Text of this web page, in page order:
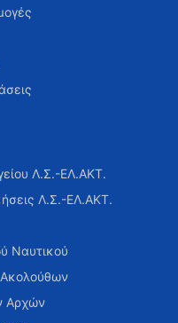
Λ.Σ.-ΕΛ.ΑΚΤ.
Λ.Σ.-ΕΛ.ΑΚΤ.
Ναυτικού
Αρχών